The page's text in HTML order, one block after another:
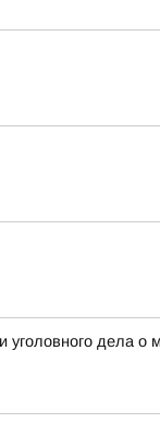
уголовного дела о